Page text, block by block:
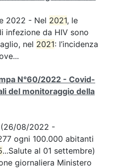
2022 - Nel 2021, le
infezione da HIV sono
nel 2021: l’incidenza
N°60/2022 - Covid-
del monitoraggio della
08/2022 -
ogni 100.000 abitanti
...Salute al 01 settembre)
giornaliera Ministero